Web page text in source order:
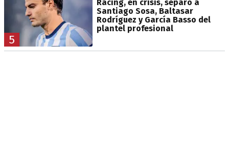
5
Racing, en crisis, separó a
Santiago Sosa, Baltasar
Rodríguez y García Basso del
plantel profesional